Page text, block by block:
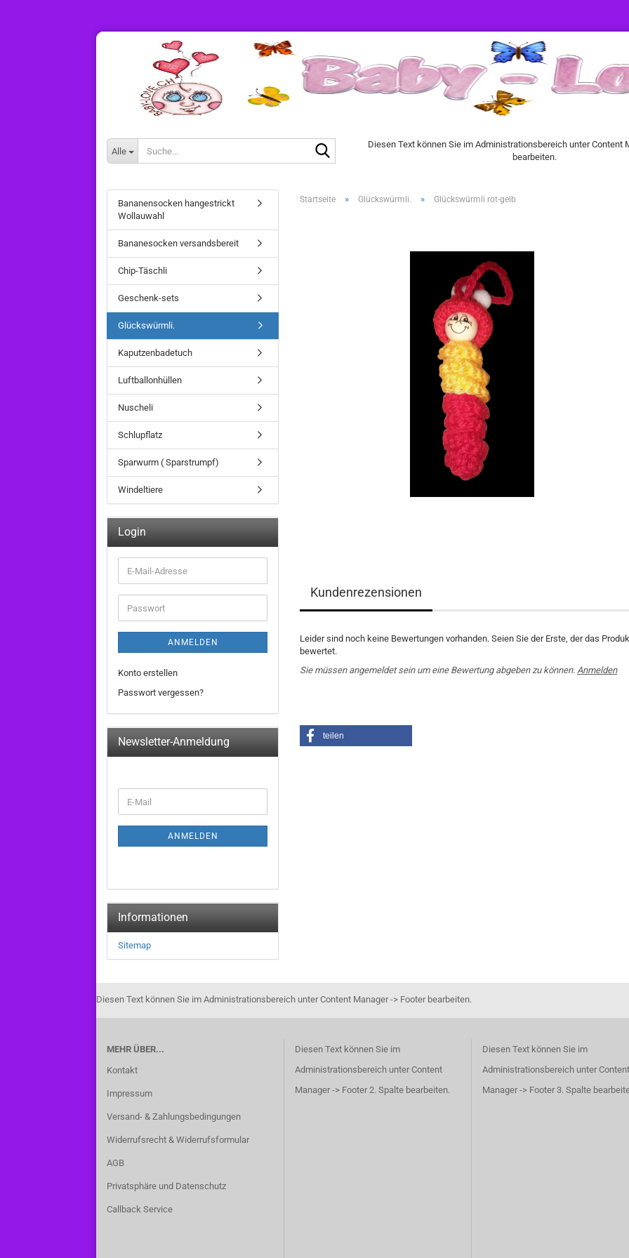
Alle
Diesen Text können Sie im Administrationsbereich unter Content
bearbeiten.
Startseite » Glückswürmli. » Glückswürmli rot-gelb
Kundenrezensionen
Leider sind noch keine Bewertungen vorhanden. Seien Sie der Erste, der das
bewertet.
Sie müssen angemeldet sein um eine Bewertung abgeben zu können. Anmelden
teilen
Bananensocken hangestrickt
Wollauwahl
Bananesocken versandsbereit
Chip-Täschli
Geschenk-sets
Glückswürmli.
Kaputzenbadetuch
Luftballonhüllen
Nuscheli
Schlupflatz
Sparwurm ( Sparstrumpf)
Windeltiere
Login
E-
Mail-
Adresse
Passwort
ANMELDEN
Konto erstellen
Passwort vergessen?
Newsletter-Anmeldung
ZUR
ANMELDUNG
E-
Mail
ANMELDEN
Informationen
Sitemap
Diesen Text können Sie im Administrationsbereich unter Content Manager -> Footer bearbeiten.
MEHR ÜBER...
Kontakt
Impressum
Versand- & Zahlungsbedingungen
Widerrufsrecht & Widerrufsformular
AGB
Privatsphäre und Datenschutz
Callback Service
Diesen Text können Sie im
Administrationsbereich unter Content
Manager -> Footer 2. Spalte bearbeiten.
Diesen Text können Sie im
Administrationsbereich unter Content
Manager -> Footer 3. Spalte